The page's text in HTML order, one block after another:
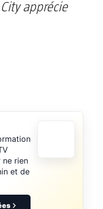
apprécie
ne rien
et de